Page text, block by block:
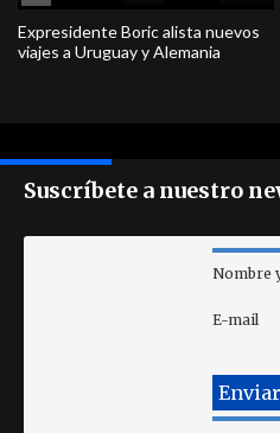
Expresidente Boric alista nuevos
viajes a Uruguay y Alemania
Suscríbete a nuestro
Nombre
E-mail